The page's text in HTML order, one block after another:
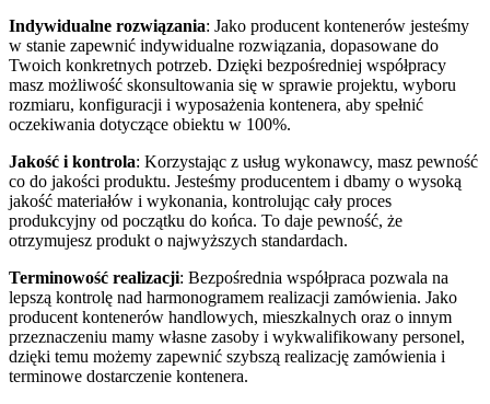
Indywidualne rozwiązania: Jako producent kontenerów jesteśmy
w stanie zapewnić indywidualne rozwiązania, dopasowane do
Twoich konkretnych potrzeb. Dzięki bezpośredniej współpracy
masz możliwość skonsultowania się w sprawie projektu, wyboru
rozmiaru, konfiguracji i wyposażenia kontenera, aby spełnić
oczekiwania dotyczące obiektu w 100%.
Jakość i kontrola: Korzystając z usług wykonawcy, masz pewność
co do jakości produktu. Jesteśmy producentem i dbamy o wysoką
jakość materiałów i wykonania, kontrolując cały proces
produkcyjny od początku do końca. To daje pewność, że
otrzymujesz produkt o najwyższych standardach.
Terminowość realizacji: Bezpośrednia współpraca pozwala na
lepszą kontrolę nad harmonogramem realizacji zamówienia. Jako
producent kontenerów handlowych, mieszkalnych oraz o innym
przeznaczeniu mamy własne zasoby i wykwalifikowany personel,
dzięki temu możemy zapewnić szybszą realizację zamówienia i
terminowe dostarczenie kontenera.